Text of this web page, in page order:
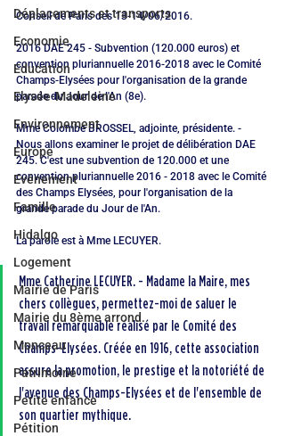
Déplacements et transports
Economie
Education
Elysée-Madeleine
Environnement
Europe
Evénement
Famille
Hidalgo
Logement
Mairie de Paris
Mairie du 8ème arrond.
Monceau
Patrimoine
Petite enfance
Pétition
Conseil de Paris des 13-14/06/2016.
2016 DAE 245 - Subvention (120.000 euros) et
convention pluriannuelle 2016-2018 avec le Comité
Champs-Elysées pour l'organisation de la grande
parade du Jour de l'An (8e).
Mme Colombe BROSSEL, adjointe, présidente. -
Nous allons examiner le projet de délibération DAE
245. C'est une subvention de 120.000 et une
convention pluriannuelle 2016 - 2018 avec le Comité
des Champs Elysées, pour l'organisation de la
grande parade du Jour de l'An.
La parole est à Mme LECUYER.
Mme Catherine LECUYER. - Madame la Maire, mes
chers collègues, permettez-moi de saluer le
travail remarquable réalisé par le Comité des
Champs-Elysées. Créée en 1916, cette association
assure la promotion, le prestige et la notoriété de
l'avenue des Champs-Elysées et de l'ensemble de
son quartier mythique.